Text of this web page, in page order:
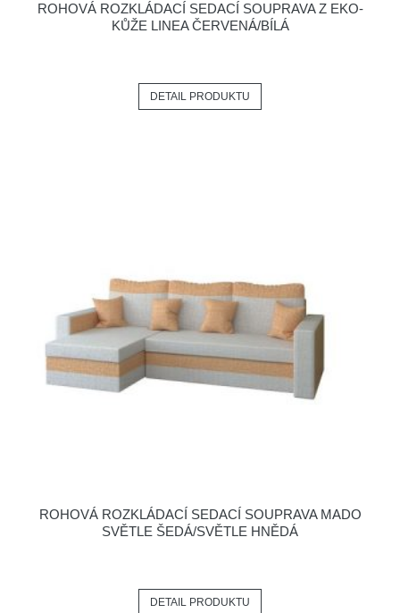
ROHOVÁ ROZKLÁDACÍ SEDACÍ SOUPRAVA Z EKO-
KŮŽE LINEA ČERVENÁ/BÍLÁ
DETAIL PRODUKTU
ROHOVÁ ROZKLÁDACÍ SEDACÍ SOUPRAVA MADO
SVĚTLE ŠEDÁ/SVĚTLE HNĚDÁ
DETAIL PRODUKTU